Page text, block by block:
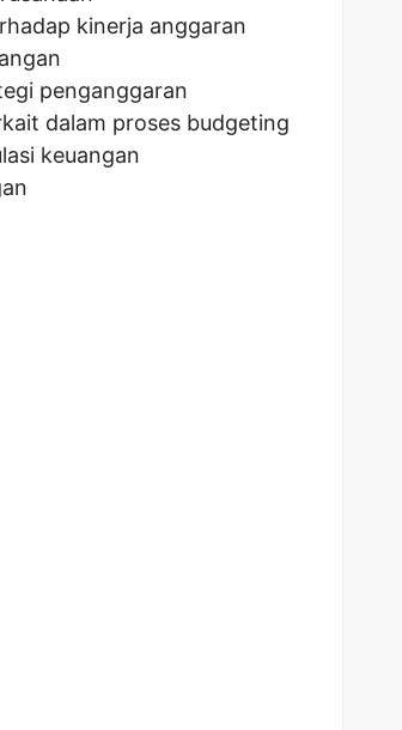
kinerja anggaran
penganggaran
dalam proses budgeting
keuangan